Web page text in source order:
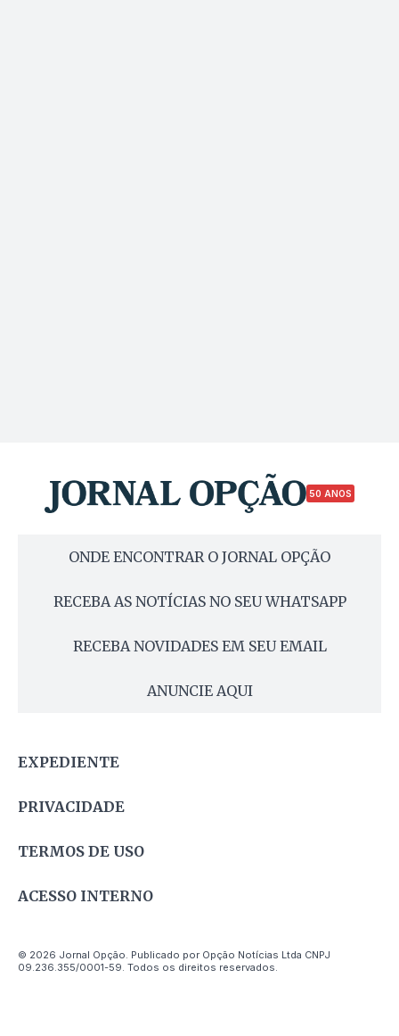
50 ANOS
ONDE ENCONTRAR O JORNAL OPÇÃO
RECEBA AS NOTÍCIAS NO SEU WHATSAPP
RECEBA NOVIDADES EM SEU EMAIL
ANUNCIE AQUI
EXPEDIENTE
PRIVACIDADE
TERMOS DE USO
ACESSO INTERNO
© 2026 Jornal Opção. Publicado por Opção Notícias Ltda CNPJ
09.236.355/0001-59. Todos os direitos reservados.